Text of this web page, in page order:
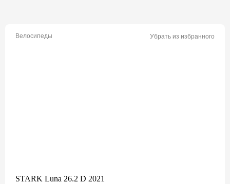
Велосипеды Убрать из избранного
STARK Luna 26.2 D 2021